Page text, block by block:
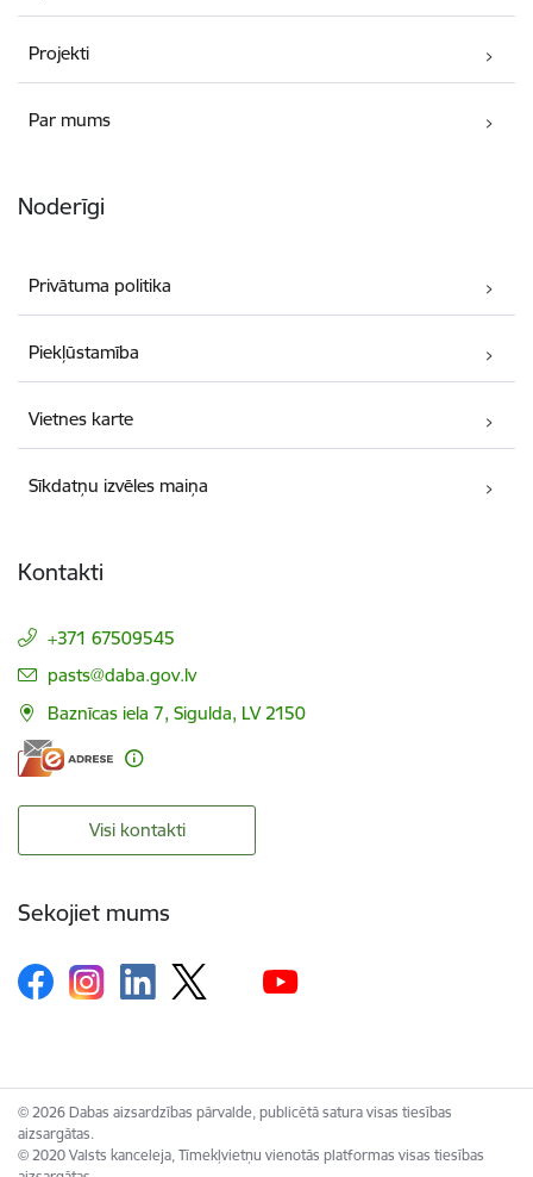
Projekti
Par mums
Noderīgi
Privātuma politika
Piekļūstamība
Vietnes karte
Sīkdatņu izvēles maiņa
Kontakti
+371 67509545
E-pasts:
pasts@daba.gov.lv
Baznīcas iela 7, Sigulda, LV 2150
Visi kontakti
Sekojiet mums
© 2026 Dabas aizsardzības pārvalde, publicētā satura visas tiesības
aizsargātas.
© 2020 Valsts kanceleja, Tīmekļvietņu vienotās platformas visas tiesības